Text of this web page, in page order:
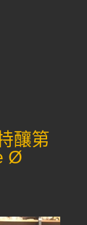
釀第
Ø